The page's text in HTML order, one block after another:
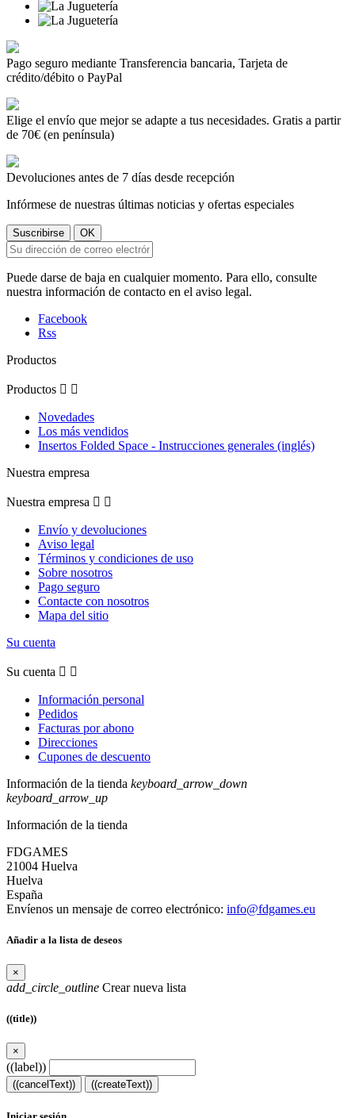
Pago seguro mediante Transferencia bancaria, Tarjeta de
crédito/débito o PayPal
Elige el envío que mejor se adapte a tus necesidades. Gratis a partir
de 70€ (en península)
Devoluciones antes de 7 días desde recepción
Infórmese de nuestras últimas noticias y ofertas especiales
Puede darse de baja en cualquier momento. Para ello, consulte
nuestra información de contacto en el aviso legal.
Facebook
Rss
Productos
Productos  
Novedades
Los más vendidos
Insertos Folded Space - Instrucciones generales (inglés)
Nuestra empresa
Nuestra empresa  
Envío y devoluciones
Aviso legal
Términos y condiciones de uso
Sobre nosotros
Pago seguro
Contacte con nosotros
Mapa del sitio
Su cuenta
Su cuenta  
Información personal
Pedidos
Facturas por abono
Direcciones
Cupones de descuento
Información de la tienda keyboard_arrow_down
keyboard_arrow_up
Información de la tienda
FDGAMES
21004 Huelva
Huelva
España
Envíenos un mensaje de correo electrónico: info@fdgames.eu
Añadir a la lista de deseos
×
add_circle_outline Crear nueva lista
((title))
×
((label))
((cancelText)) ((createText))